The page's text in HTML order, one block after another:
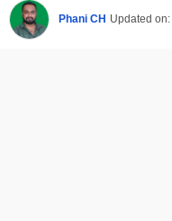
Phani CH Updated on: